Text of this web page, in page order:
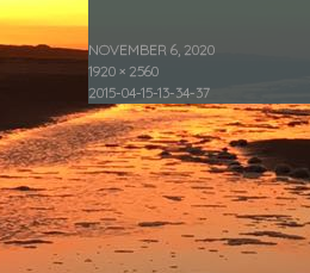
NOVEMBER 6, 2020
1920 × 2560
2015-04-15-13-34-37